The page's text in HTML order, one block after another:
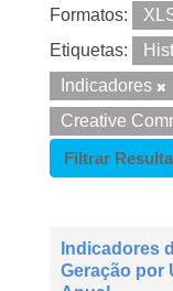
Formatos:
Etiquetas:
Indicadores
Creative
Filtrar
Indicadores
Geração por